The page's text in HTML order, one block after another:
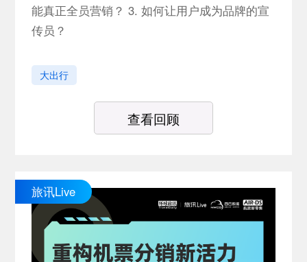
能真正全员营销？ 3. 如何让用户成为品牌的宣
传员？
大出行
查看回顾
旅讯Live